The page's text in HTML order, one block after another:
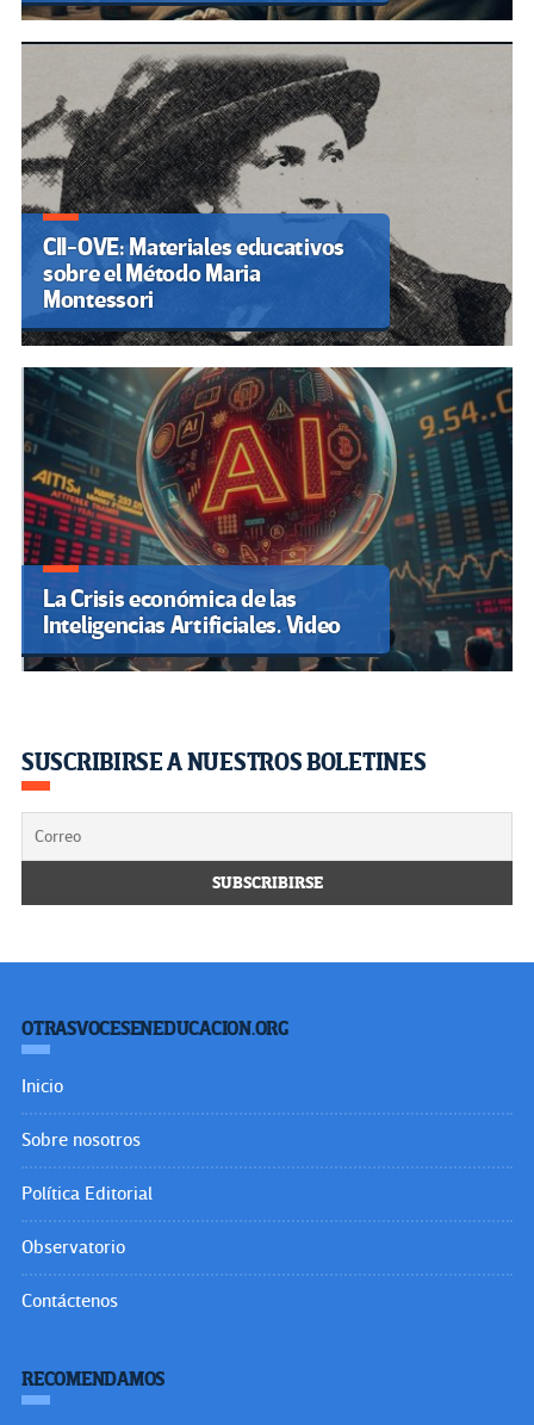
CII-OVE: Materiales educativos
sobre el Método Maria
Montessori
La Crisis económica de las
Inteligencias Artificiales. Video
SUSCRIBIRSE A NUESTROS BOLETINES
OTRASVOCESENEDUCACION.ORG
Inicio
Sobre nosotros
Política Editorial
Observatorio
Contáctenos
RECOMENDAMOS